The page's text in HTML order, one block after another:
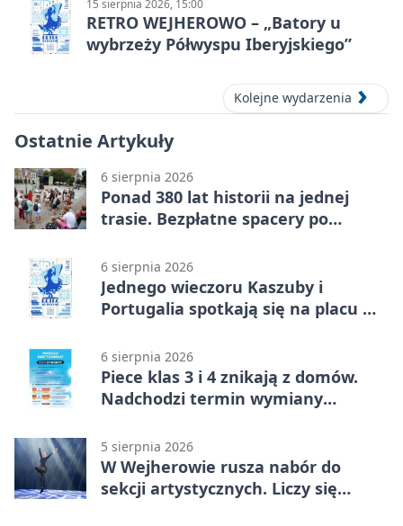
15 sierpnia 2026, 15:00
RETRO WEJHEROWO – „Batory u
wybrzeży Półwyspu Iberyjskiego”
Kolejne wydarzenia
Ostatnie Artykuły
6 sierpnia 2026
Ponad 380 lat historii na jednej
trasie. Bezpłatne spacery po
6 sierpnia 2026
Jednego wieczoru Kaszuby i
Portugalia spotkają się na placu w
6 sierpnia 2026
Piece klas 3 i 4 znikają z domów.
Nadchodzi termin wymiany
5 sierpnia 2026
W Wejherowie rusza nabór do
sekcji artystycznych. Liczy się